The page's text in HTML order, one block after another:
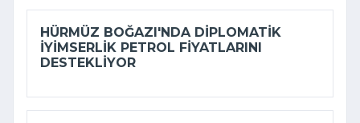
HÜRMÜZ BOĞAZI'NDA DIPLOMATIK
IYIMSERLIK PETROL FIYATLARINI
DESTEKLIYOR